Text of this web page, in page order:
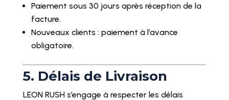
Paiement sous 30 jours après réception de la
facture.
Nouveaux clients : paiement à l’avance
obligatoire.
5. Délais de Livraison
LEON RUSH s’engage à respecter les délais